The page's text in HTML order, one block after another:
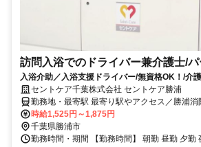
訪問入浴でのドライバー兼介護士/
入浴介助／入浴支援ドライバー/無資格OK！/介
り☆資格取得をサポートします！
セントケア千葉株式会社 セントケア勝浦
勤務地・最寄駅 最寄り駅やアクセス／勝浦
ー通勤可/駐車場完備＞
時給1,525円～1,875円
千葉県勝浦市
勤務時間・期間 【勤務時間】 朝勤 昼勤 夕勤